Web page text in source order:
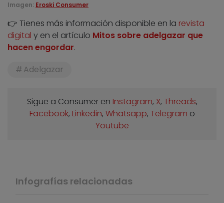
Imagen: Eroski Consumer
👉 Tienes más información disponible en la revista
digital y en el artículo Mitos sobre adelgazar que
hacen engordar.
Adelgazar
Sigue a Consumer en Instagram, X, Threads,
Facebook, Linkedin, Whatsapp, Telegram o
Youtube
Infografías relacionadas